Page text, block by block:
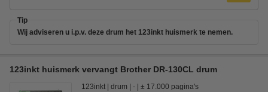
Tip
Wij adviseren u i.p.v. deze drum het 123inkt huismerk te nemen.
123inkt huismerk vervangt Brother DR-130CL drum
123inkt drum - ± 17.000 pagina's